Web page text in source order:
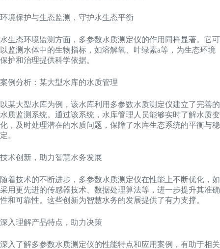
环境保护与生态监测，守护水生态平衡
水生态环境监测方面，多参数水质测定仪的作用同样显著。它可
以监测水体中的生物指标，如溶解氧、叶绿素a等，为生态环境
保护和治理提供科学依据。
案例分析：某大型水库的水质管理
以某大型水库为例，该水库利用多参数水质测定仪建立了完善的
水质监测系统。通过该系统，水库管理人员能够实时了解水质变
化，及时处理潜在的水质问题，保障了水库生态系统的平衡与稳
定。
技术创新，助力智慧水务发展
随着技术的不断进步，多参数水质测定仪在性能上不断优化，如
采用更先进的传感器技术、数据处理算法等，进一步提升其准确
性和可靠性。这些创新为智慧水务的发展提供了有力支撑。
深入理解产品特点，助力决策
深入了解多参数水质测定仪的性能特点和应用案例，有助于相关